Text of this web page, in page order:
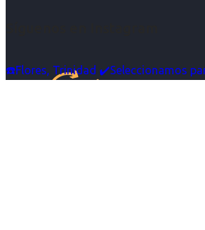
☎️Flores, Trinidad ✔️Seleccionamos